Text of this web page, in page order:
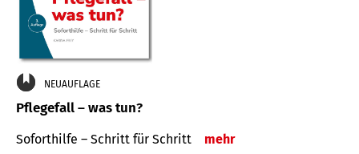
NEUAUFLAGE
Pflegefall – was tun?
Soforthilfe – Schritt für Schritt mehr